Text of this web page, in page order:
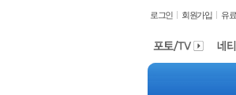
로그인 회원가입 유